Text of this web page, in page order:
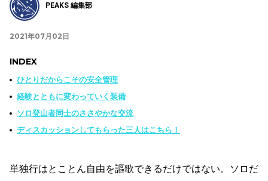
PEAKS 編集部
2021年07月02日
INDEX
ひとりだからこその安全管理
経験とともに変わっていく装備
ソロ登山者同士のささやかな交流
ディスカッションしてもらった三人はこちら！
単独行はとことん自由を謳歌できるだけではない。ソロだ